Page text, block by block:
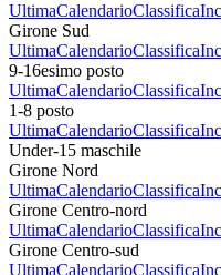
UltimaCalendarioClassifica
Girone Sud
UltimaCalendarioClassifica
9-16esimo posto
UltimaCalendarioClassifica
1-8 posto
UltimaCalendarioClassifica
Under-15 maschile
Girone Nord
UltimaCalendarioClassifica
Girone Centro-nord
UltimaCalendarioClassifica
Girone Centro-sud
UltimaCalendarioClassifica